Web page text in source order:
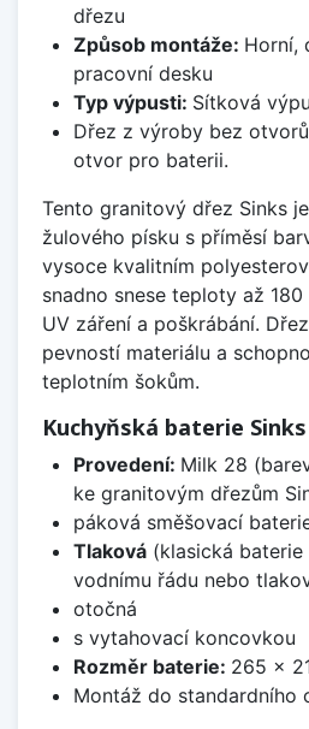
dřezu
Způsob montáže: Horní,
pracovní desku
Typ výpusti: Sítková
Dřez z výroby bez
otvor pro baterii.
Tento granitový dřez Sinks
žulového písku s příměsí
vysoce kvalitním
snadno snese teploty až
UV záření a poškrábání.
pevností materiálu a
teplotním šokům.
Kuchyňská baterie
Provedení: Milk 28
ke granitovým dřezům
páková směšovací
Tlaková(klasická baterie
vodnímu řádu nebo
otočná
s vytahovací koncovkou
Rozměr baterie: 265 x
Montáž do standardního